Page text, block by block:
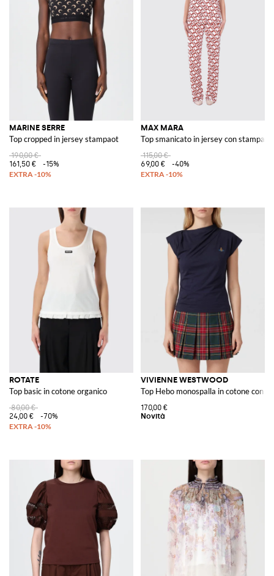
MARINE SERRE
Top cropped in jersey stampaot
190,00 €
161,50 €
-15%
MAX MARA
Top smanicato in jersey con stampa
115,00 €
69,00 €
-40%
ROTATE
Top basic in cotone organico
80,00 €
24,00 €
-70%
VIVIENNE WESTWOOD
Top Hebo monospalla in cotone con
170,00 €